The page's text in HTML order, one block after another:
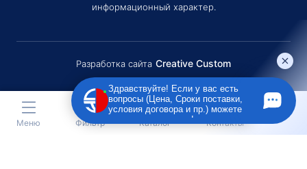
информационный характер.
Разработка сайта Creative Custom
Меню Фильтр Каталог Контакты
Здравствуйте! Если у вас есть
вопросы (Цена, Сроки поставки,
условия договора и пр.) можете
задать их мне в чат!